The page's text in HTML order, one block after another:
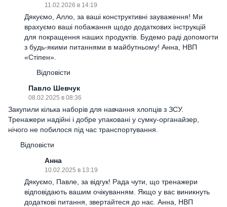
11.02.2026 в 14:19
Дякуємо, Алло, за ваші конструктивні зауваження! Ми
врахуємо ваші побажання щодо додаткових інструкцій
для покращення наших продуктів. Будемо раді допомогти
з будь-якими питаннями в майбутньому! Анна, НВП
«Стіпен».
Відповісти
Павло Шевчук
08.02.2025 в 08:36
Закупили кілька наборів для навчання хлопців з ЗСУ.
Тренажери надійні і добре упаковані у сумку-органайзер,
нічого не побилося під час транспортування.
Відповісти
Анна
10.02.2025 в 13:19
Дякуємо, Павле, за відгук! Рада чути, що тренажери
відповідають вашим очікуванням. Якщо у вас виникнуть
додаткові питання, звертайтеся до нас. Анна, НВП